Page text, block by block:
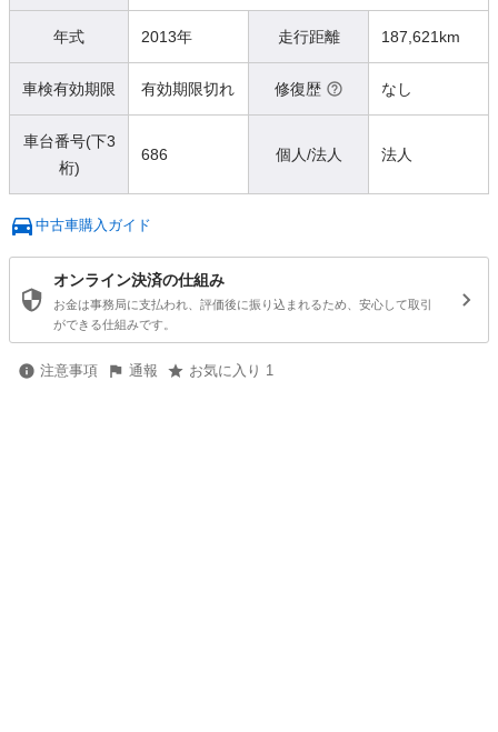
年式 2013年 走行距離 187,621km
車検有効期限 有効期限切れ 修復歴 なし
車台番号(下3
桁)
686 個人/法人 法人
中古車購入ガイド
オンライン決済の仕組み
お金は事務局に支払われ、評価後に振り込まれるため、安心して取引
ができる仕組みです。
注意事項 通報 お気に入り 1